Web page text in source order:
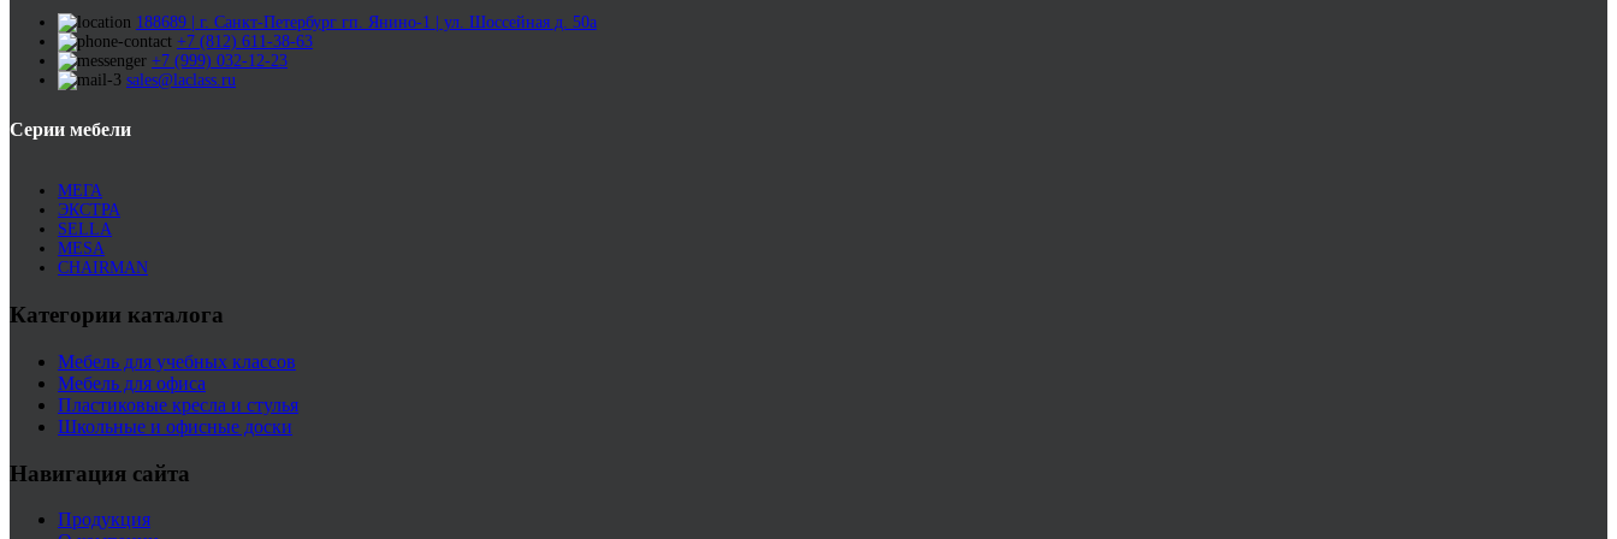
188689 | г. Санкт-Петербург гп. Янино-1 | ул. Шоссейная д. 50а
+7 (812) 611-38-63
+7 (999) 032-12-23
sales@laclass.ru
Серии мебели
МЕГА
ЭКСТРА
SELLA
MESA
CHAIRMAN
Категории каталога
Мебель для учебных классов
Мебель для офиса
Пластиковые кресла и стулья
Школьные и офисные доски
Навигация сайта
Продукция